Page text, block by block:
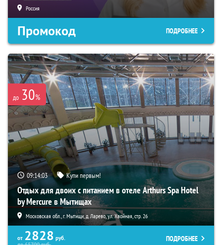
Россия
Промокод ПОДРОБНЕЕ
до 30%
09:14:02 Купи первым!
Отдых для двоих с питанием в отеле Arthurs Spa Hotel
by Mercure в Мытищах
Московская обл., г. Мытищи, д. Ларево, ул. Хвойная, стр. 26
от 2828 руб.
ПОДРОБНЕЕ